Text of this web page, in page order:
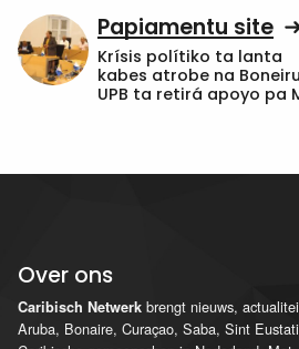
Papiamentu site
Krísis polítiko ta lanta
kabes atrobe na
UPB ta retirá apoyo pa
Over ons
Caribisch Netwerk brengt nieuws,
Aruba, Bonaire, Curaçao, Saba, Sint